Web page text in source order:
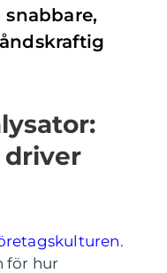
driver
.
för hur